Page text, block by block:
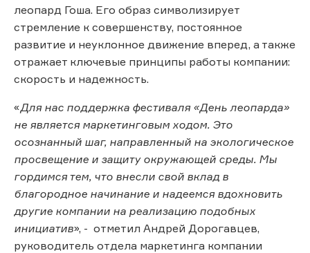
леопард Гоша. Его образ символизирует
стремление к совершенству, постоянное
развитие и неуклонное движение вперед, а также
отражает ключевые принципы работы компании:
скорость и надежность.
«Для нас поддержка фестиваля «День леопарда»
не является маркетинговым ходом. Это
осознанный шаг, направленный на экологическое
просвещение и защиту окружающей среды. Мы
гордимся тем, что внесли свой вклад в
благородное начинание и надеемся вдохновить
другие компании на реализацию подобных
инициатив», - отметил Андрей Дорогавцев,
руководитель отдела маркетинга компании